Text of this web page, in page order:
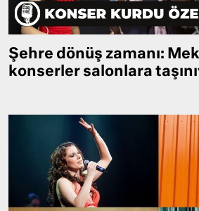
Şehre dönüş zamanı:
konserler salonlara